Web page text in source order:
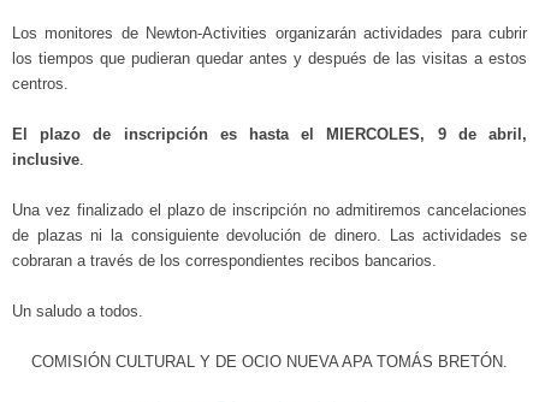
Los monitores de Newton-Activities organizarán actividades para cubrir
los tiempos que pudieran quedar antes y después de las visitas a estos
centros.
El plazo de inscripción es hasta el MIERCOLES, 9 de abril,
inclusive
Una vez finalizado el plazo de inscripción no admitiremos cancelaciones
de plazas ni la consiguiente devolución de dinero. Las actividades se
cobraran a través de los correspondientes recibos bancarios.
Un saludo a todos.
COMISIÓN CULTURAL Y DE OCIO NUEVA APA TOMÁS BRETÓN.